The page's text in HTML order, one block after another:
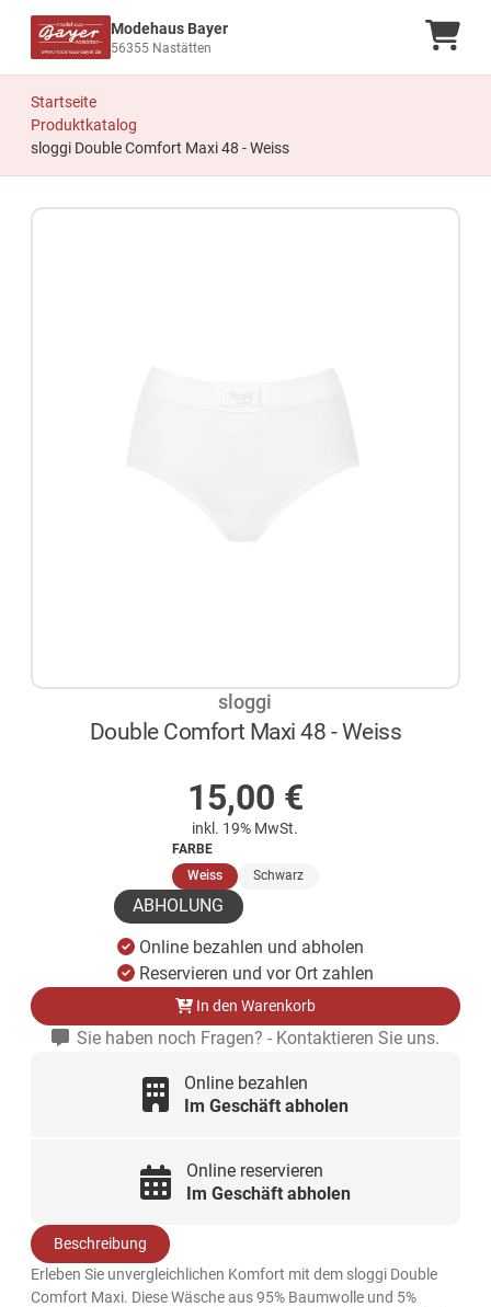
Modehaus Bayer
56355 Nastätten
Startseite
Produktkatalog
sloggi Double Comfort Maxi 48 - Weiss
sloggi
Double Comfort Maxi 48 - Weiss
15,00 €
inkl. 19% MwSt.
FARBE
Weiss(ausgewählt)
Schwarz
ABHOLUNG
Online bezahlen und abholen
Reservieren und vor Ort zahlen
In den Warenkorb
Sie haben noch Fragen? - Kontaktieren Sie uns.
Online bezahlen
Im Geschäft abholen
Online reservieren
Im Geschäft abholen
Beschreibung
Erleben Sie unvergleichlichen Komfort mit dem sloggi Double
Comfort Maxi. Diese Wäsche aus 95% Baumwolle und 5%